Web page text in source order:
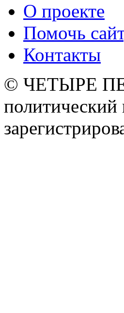
О проекте
Помочь
Контакты
© ЧЕТЫРЕ
политический